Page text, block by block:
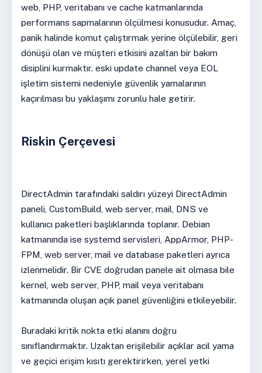
web, PHP, veritabanı ve cache katmanlarında
performans sapmalarının ölçülmesi konusudur. Amaç,
panik halinde komut çalıştırmak yerine ölçülebilir, geri
dönüşü olan ve müşteri etkisini azaltan bir bakım
disiplini kurmaktır. eski update channel veya EOL
işletim sistemi nedeniyle güvenlik yamalarının
kaçırılması bu yaklaşımı zorunlu hale getirir.
Riskin Çerçevesi
DirectAdmin tarafındaki saldırı yüzeyi DirectAdmin
paneli, CustomBuild, web server, mail, DNS ve
kullanıcı paketleri başlıklarında toplanır. Debian
katmanında ise systemd servisleri, AppArmor, PHP-
FPM, web server, mail ve database paketleri ayrıca
izlenmelidir. Bir CVE doğrudan panele ait olmasa bile
kernel, web server, PHP, mail veya veritabanı
katmanında oluşan açık panel güvenliğini etkileyebilir.
Buradaki kritik nokta etki alanını doğru
sınıflandırmaktır. Uzaktan erişilebilir açıklar acil yama
ve geçici erişim kısıtı gerektirirken, yerel yetki